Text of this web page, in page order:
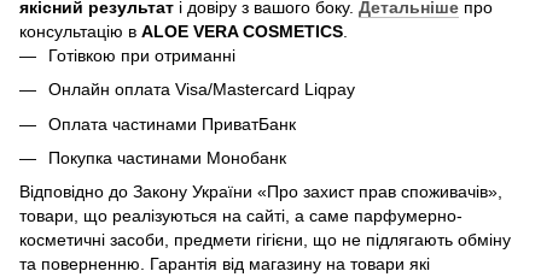
якісний результат і довіру з вашого боку. Детальніше про
консультацію в ALOE VERA COSMETICS
Готівкою при отриманні
Онлайн оплата Visa/Mastercard Liqpay
Оплата частинами ПриватБанк
Покупка частинами Монобанк
Відповідно до Закону України «Про захист прав споживачів»,
товари, що реалізуються на сайті, а саме парфумерно-
косметичні засоби, предмети гігієни, що не підлягають обміну
та поверненню. Гарантія від магазину на товари які